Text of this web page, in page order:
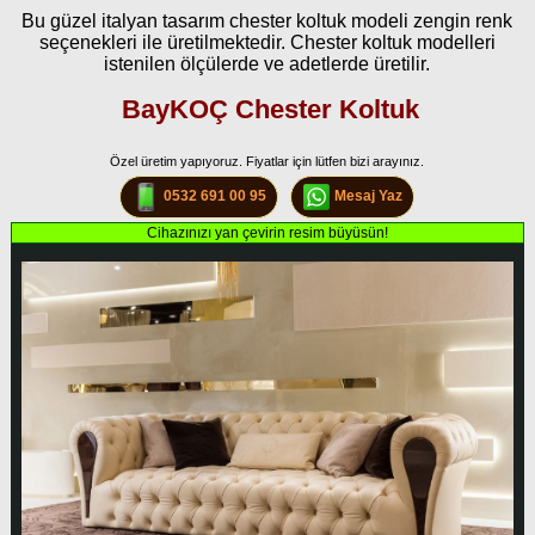
Bu güzel italyan tasarım chester koltuk modeli zengin renk
seçenekleri ile üretilmektedir. Chester koltuk modelleri
istenilen ölçülerde ve adetlerde üretilir.
BayKOÇ Chester Koltuk
Özel üretim yapıyoruz. Fiyatlar için lütfen bizi arayınız.
0532 691 00 95 Mesaj Yaz
Cihazınızı yan çevirin resim büyüsün!